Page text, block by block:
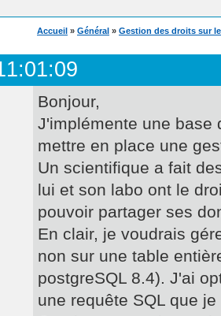
Accueil » Général » Gestion des droits sur
Bonjour,
J'implémente une base
mettre en place une
Un scientifique a fait
lui et son labo ont le
pouvoir partager ses
En clair, je voudrais
non sur une table
postgreSQL 8.4). J'ai
une requête SQL que